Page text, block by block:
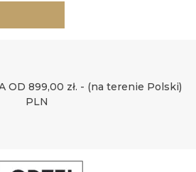
OD 899,00 zł. - (na terenie Polski)
PLN